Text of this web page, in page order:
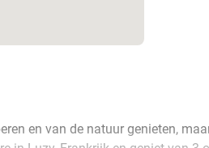
en van de natuur genieten,